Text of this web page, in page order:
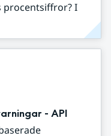
I
- API